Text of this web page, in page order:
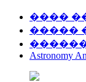
����
�����
Astronomy